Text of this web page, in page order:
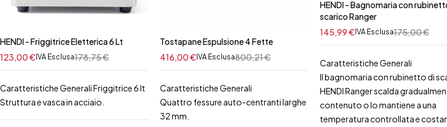
HENDI - Friggitrice Eletterica 6 Lt
178,75€
123,00€ IVA Esclusa
Caratteristiche Generali Friggitrice 6 lt
Struttura e vasca in acciaio.
Tostapane Espulsione 4 Fette
800,21€
416,00€ IVA Esclusa
Caratteristiche Generali
Quattro fessure auto-centranti larghe
32 mm.
HENDI - Bagnomaria con
scarico Ranger
175,00€
145,99€ IVA Esclusa
Caratteristiche Generali
Il bagnomaria con rubinetto di
HENDI Ranger scalda
contenuto o lo mantiene a una
temperatura controllata e